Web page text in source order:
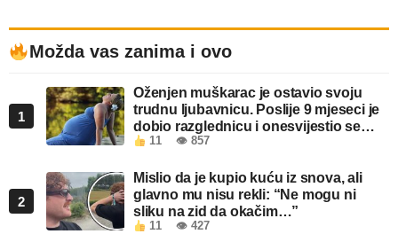
Možda vas zanima i ovo
1
Oženjen muškarac je ostavio svoju
trudnu ljubavnicu. Poslije 9 mjeseci je
dobio razglednicu i onesvijestio se
kada je pročitao šta piše!
11 👁 857
2
Mislio da je kupio kuću iz snova, ali
glavno mu nisu rekli: “Ne mogu ni
sliku na zid da okačim…”
11 👁 427